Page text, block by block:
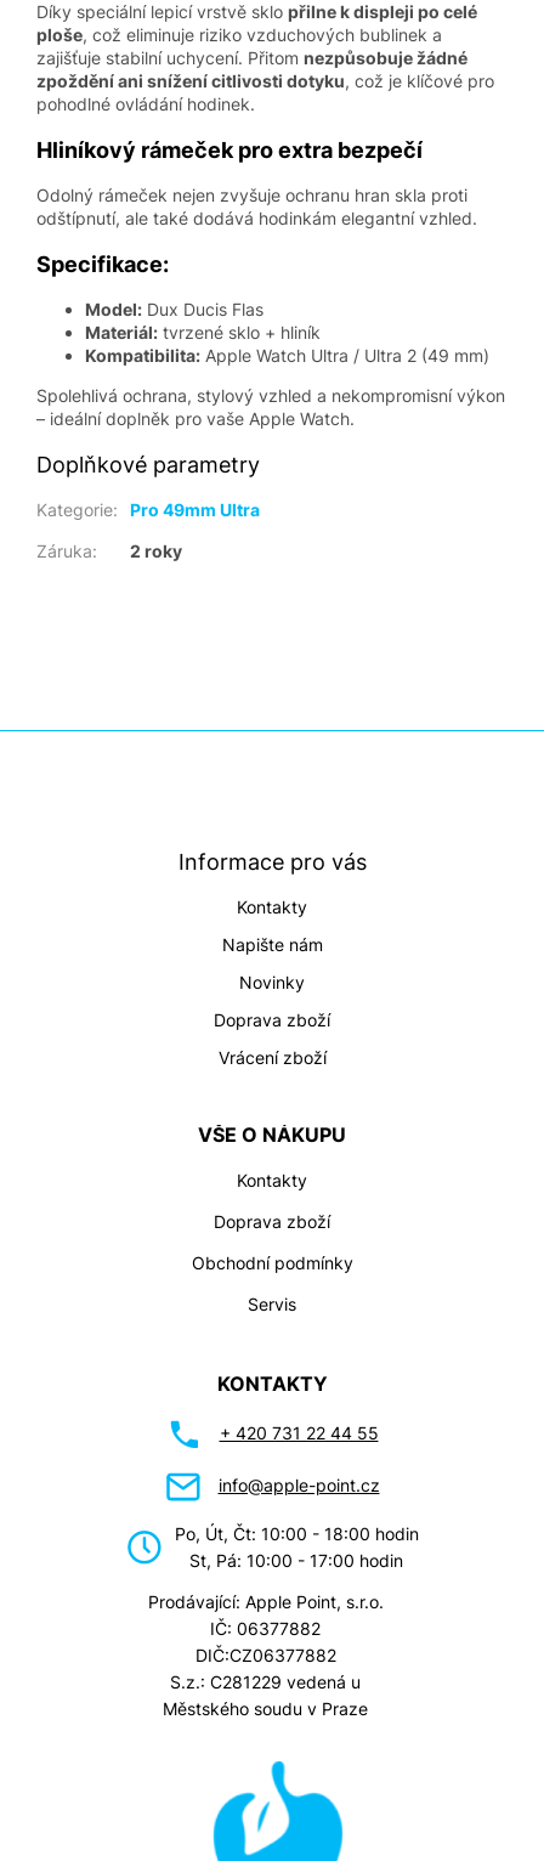
Díky speciální lepicí vrstvě sklo přilne k displeji po celé
ploše, což eliminuje riziko vzduchových bublinek a
zajišťuje stabilní uchycení. Přitom nezpůsobuje žádné
zpoždění ani snížení citlivosti dotyku, což je klíčové pro
pohodlné ovládání hodinek.
Hliníkový rámeček pro extra bezpečí
Odolný rámeček nejen zvyšuje ochranu hran skla proti
odštípnutí, ale také dodává hodinkám elegantní vzhled.
Specifikace:
Model: Dux Ducis Flas
Materiál: tvrzené sklo + hliník
Kompatibilita: Apple Watch Ultra / Ultra 2 (49 mm)
Spolehlivá ochrana, stylový vzhled a nekompromisní výkon
– ideální doplněk pro vaše Apple Watch.
Doplňkové parametry
Kategorie:
Pro 49mm Ultra
Záruka: 2 roky
Informace pro vás
Kontakty
Napište nám
Novinky
Doprava zboží
Vrácení zboží
VŠE O NÁKUPU
Kontakty
Doprava zboží
Obchodní podmínky
Servis
KONTAKTY
+ 420 731 22 44 55
info@apple-point.cz
Po, Út, Čt: 10:00 - 18:00 hodin
St, Pá: 10:00 - 17:00 hodin
Prodávající: Apple Point, s.r.o.
IČ: 06377882
DIČ:CZ06377882
S.z.: C281229 vedená u
Městského soudu v Praze